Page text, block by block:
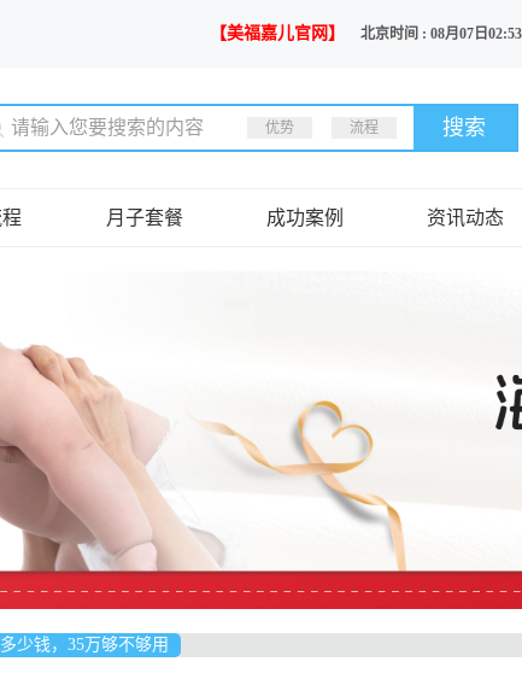
【美福嘉儿官网】 北京时间 : 08月07日02:53
优势 流程
月子套餐 成功案例 资讯动态
少钱，35万够不够用